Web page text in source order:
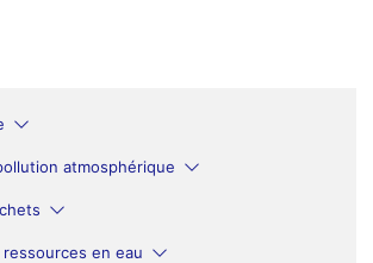
atmosphérique
en eau